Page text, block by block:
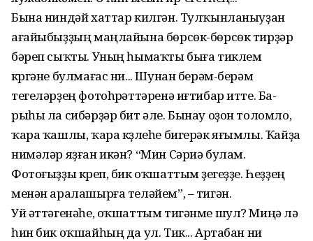
Бына ниндәй хаттар килгән. Тулҡынланыуҙан
ағайыбыҙҙың маңлайына бөрсөк-бөрсөк тирҙәр
бәреп сыҡты. Уның һымаҡты быға тиклем
күргәне булмағас ни... Шунан берәм-берәм
тегеләрҙең фотоһү­рәттәренә иғтибар итте. Ба­
рыһы ла сибәрҙәр бит әле. Бынау оҙон толомло,
ҡара ҡашлы, ҡара күҙлеһе бигерәк яғымлы. Ҡайҙа
нимәләр яҙған икән? “Мин Сәриә булам.
Фотоғыҙҙы күреп, бик оҡшаттым үҙегеҙҙе. Һеҙҙең
менән аралашырға теләйем”, – тигән.
Уй әттәгенәһе, оҡшаттым тигәнме шул? Миңә лә
һин бик оҡшайһың да ул. Тик... Артабан ни